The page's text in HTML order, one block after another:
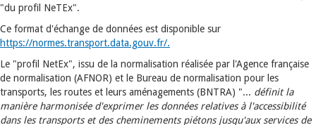
"du profil NeTEx".
Ce format d'échange de données est disponible sur
https://normes.transport.data.gouv.fr/.
Le "profil NetEx", issu de la normalisation réalisée par l'Agence française
de normalisation (AFNOR) et le Bureau de normalisation pour les
transports, les routes et leurs aménagements (BNTRA) "... définit la
manière harmonisée d'exprimer les données relatives à l'accessibilité
dans les transports et des cheminements piétons jusqu'aux services de